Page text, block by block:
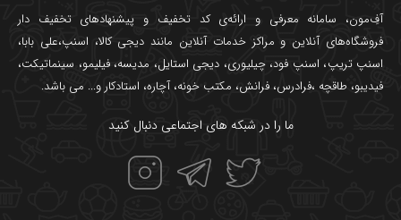
آفِ‌مون، سامانه معرفی و ارائه‌یکد تخفیف و پیشنهادهای تخفیف دار
فروشگاه‌های آنلاین و مراکز خدمات آنلاین مانند دیجی کالا، اسنپ،علی بابا،
اسنپ تریپ، اسنپ فود،چیلیوری، دیجی استایل، مدیسه،فیلیمو، سینماتیکت،
فیدیبو، طاقچه ،فرادرس، فرانش، مکتب خونه،آچاره، استادکار و... می باشد.
ما را در شبکه های اجتماعی دنبال کنید